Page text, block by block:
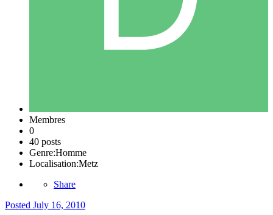
Membres
0
40 posts
Genre:Homme
Localisation:Metz
Share
Posted July 16, 2010